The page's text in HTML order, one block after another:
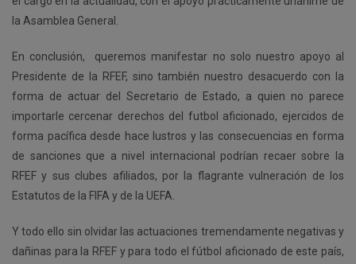
la Asamblea General.
En conclusión, queremos manifestar no solo nuestro apoyo al
Presidente de la RFEF, sino también nuestro desacuerdo con la
forma de actuar del Secretario de Estado, a quien no parece
importarle cercenar derechos del futbol aficionado, ejercidos de
forma pacífica desde hace lustros y las consecuencias en forma
de sanciones que a nivel internacional podrían recaer sobre la
RFEF y sus clubes afiliados, por la flagrante vulneración de los
Estatutos de la FIFA y de la UEFA.
Y todo ello sin olvidar las actuaciones tremendamente negativas y
dañinas para la RFEF y para todo el fútbol aficionado de este país,